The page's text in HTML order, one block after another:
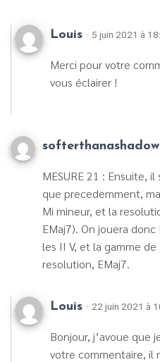
Louis · 5 juin 2021 à
Merci pour votre
vous éclairer !
softerthanashadow
MESURE 21 : Ensuite,
que precedemment,
Mi mineur, et la
EMaj7). On jouera
les II V, et la gamme
resolution, EMaj7.
Louis · 22 juin 2021 à
Bonjour, j’avoue que
votre commentaire, il